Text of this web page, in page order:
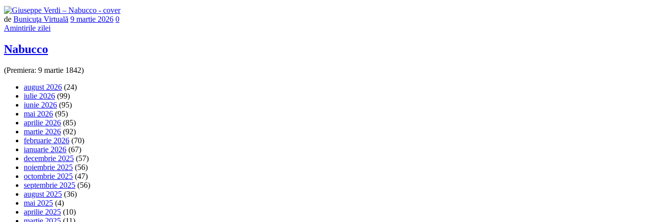
de Bunicuţa Virtuală 9 martie 2026 Număr
0
Amintirile zilei
Nabucco
(Premiera: 9 martie 1842)
august 2026 (24)
iulie 2026 (99)
iunie 2026 (95)
mai 2026 (95)
aprilie 2026 (85)
martie 2026 (92)
februarie 2026 (70)
ianuarie 2026 (67)
decembrie 2025 (57)
noiembrie 2025 (56)
octombrie 2025 (47)
septembrie 2025 (56)
august 2025 (36)
mai 2025 (4)
aprilie 2025 (10)